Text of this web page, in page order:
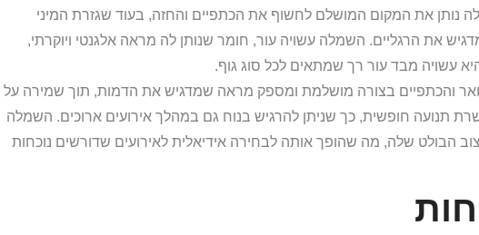
נותן את המקום המושלם לחשוף את הכתפיים והחזה, בעוד שגזרת המיני
את הרגליים. השמלה עשויה עור, חומר שנותן לה מראה אלגנטי ויוקרתי,
עשויה מבד עור רך שמתאים לכל סוג גוף.
והכתפיים בצורה מושלמת ומספק מראה שמדגיש את הדמות, תוך שמירה על
תנועה חופשית, כך שניתן להרגיש בנוח גם במהלך אירועים ארוכים. השמלה
הבולט שלה, מה שהופך אותה לבחירה אידיאלית לאירועים שדורשים נוכחות